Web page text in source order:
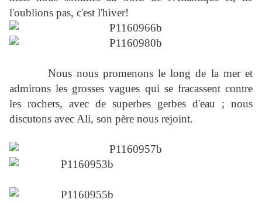
l'oublions pas, c'est l'hiver!
Nous nous promenons le long de la mer et
admirons les grosses vagues qui se fracassent contre
les rochers, avec de superbes gerbes d'eau ; nous
discutons avec Ali, son père nous rejoint.